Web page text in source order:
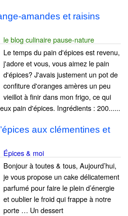
amandes et raisins
le blog culinaire pause-nature
Le temps du pain d'épices est revenu,
j'adore et vous, vous aimez le pain
d'épices? J'avais justement un pot de
confiture d'oranges amères un peu
vieillot à finir dans mon frigo, ce qui
pain d'épices. Ingrédients : 200......
aux clémentines et
Épices & moi
Bonjour à toutes & tous, Aujourd’hui,
je vous propose un cake délicatement
parfumé pour faire le plein d’énergie
et oublier le froid qui frappe à notre
porte … Un dessert